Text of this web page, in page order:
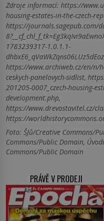
Zdroje informací: https://
housing-estates-in-the-czech-
https://journals.sagepub.com/
1783239317-1.0.1.1-
https://www.archiweb.cz/en/n/
ceskych-panelovych-sidlist,
201205-0007_czech-housing-
development.php,
https://www.drevostavitel.cz/
https://
Foto: ŠJů/Creative Commons/
Commons/Public Domain,
Commons/Public Domain
PRÁVĚ V PRODEJI